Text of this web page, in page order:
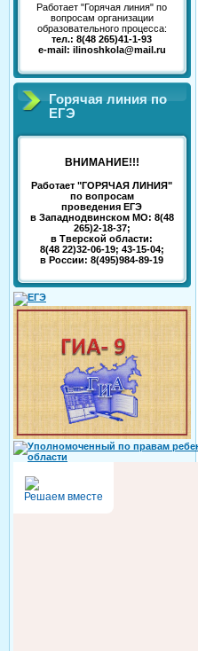
Работает "Горячая линия" по
вопросам организации
образовательного процесса:
тел.: 8(48 265)41-1-93
e-mail: ilinoshkola@mail.ru
Горячая линия по
ЕГЭ
ВНИМАНИЕ!!!
Работает "ГОРЯЧАЯ ЛИНИЯ"
по вопросам
проведения ЕГЭ
в Западнодвинском МО: 8(48
265)2-18-37;
в Тверской области:
8(48 22)32-06-19; 43-15-04;
в России: 8(495)984-89-19
Решаем вместе